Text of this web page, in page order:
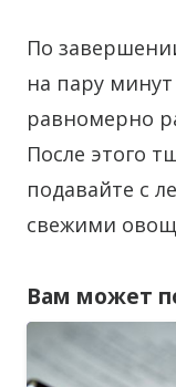
По
на пару
равномерно
После этого
подавайте с
свежими
Вам может